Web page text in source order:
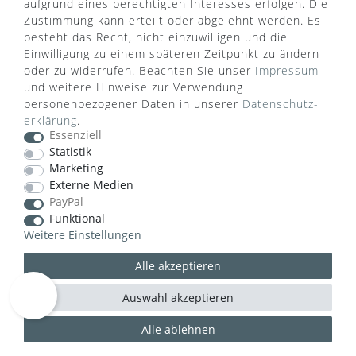
ZAHLUNGSARTEN
VERSANDART
aufgrund eines berechtigten Interesses erfolgen. Die
Zustimmung kann erteilt oder abgelehnt werden. Es
besteht das Recht, nicht einzuwilligen und die
Einwilligung zu einem späteren Zeitpunkt zu ändern
oder zu widerrufen. Beachten Sie unser Impressum
und weitere Hinweise zur Verwendung
personenbezogener Daten in unserer Daten­schutz­
erklärung.
Essenziell
Statistik
Marketing
Externe Medien
PayPal
Funktional
Weitere Einstellungen
Alle akzeptieren
Alle ablehnen
Auswahl akzeptieren